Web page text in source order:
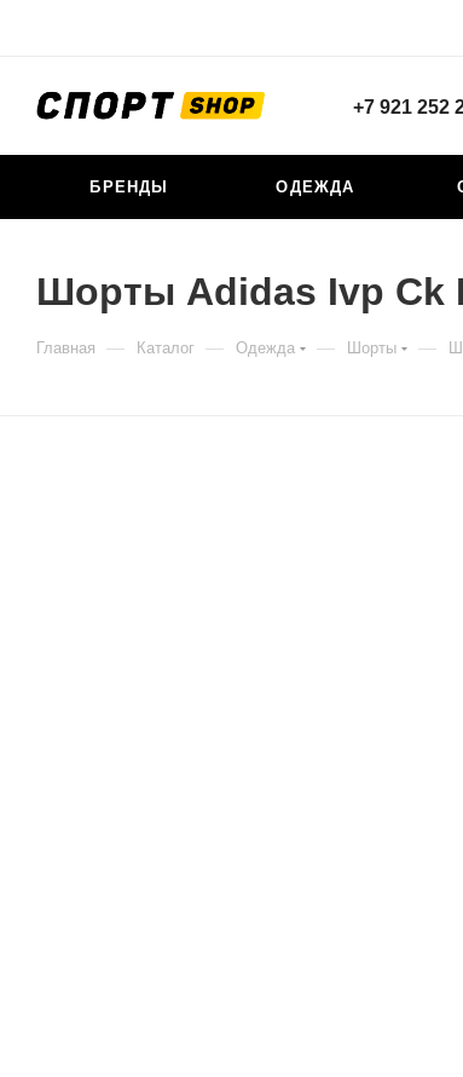
+7 921 252
БРЕНДЫ ОДЕЖДА
Шорты Adidas Ivp Ck
Главная — Каталог — Одежда — Шорты —